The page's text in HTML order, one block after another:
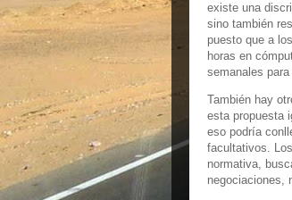
existe una
sino también
puesto que a
horas en
semanales
También hay
esta propuesta
eso podría
facultativos.
normativa,
negociaciones,